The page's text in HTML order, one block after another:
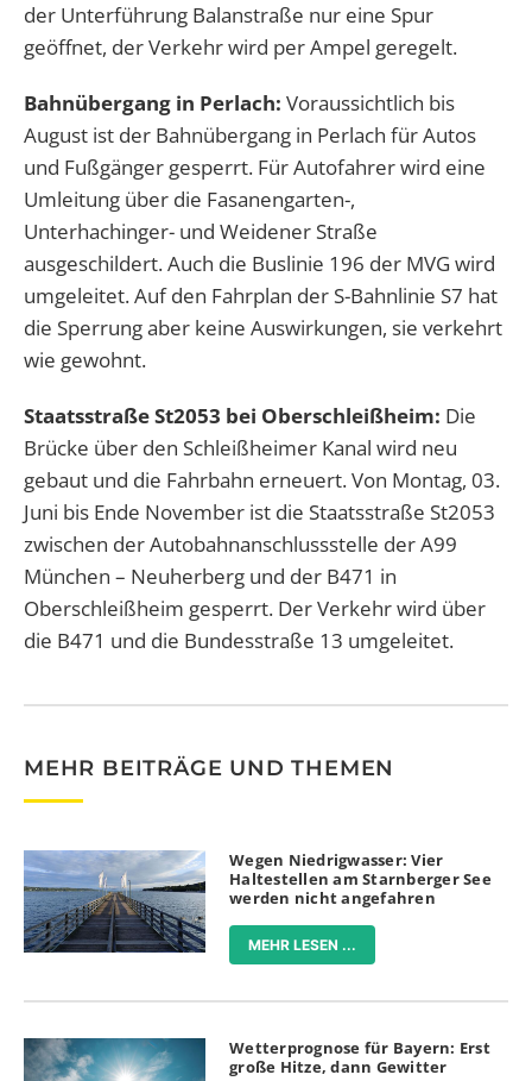
der Unterführung Balanstraße nur eine Spur
geöffnet, der Verkehr wird per Ampel geregelt.
Bahnübergang in Perlach: Voraussichtlich bis
August ist der Bahnübergang in Perlach für Autos
und Fußgänger gesperrt. Für Autofahrer wird eine
Umleitung über die Fasanengarten-,
Unterhachinger- und Weidener Straße
ausgeschildert. Auch die Buslinie 196 der MVG wird
umgeleitet. Auf den Fahrplan der S-Bahnlinie S7 hat
die Sperrung aber keine Auswirkungen, sie verkehrt
wie gewohnt.
Staatsstraße St2053 bei Oberschleißheim: Die
Brücke über den Schleißheimer Kanal wird neu
gebaut und die Fahrbahn erneuert. Von Montag, 03.
Juni bis Ende November ist die Staatsstraße St2053
zwischen der Autobahnanschlussstelle der A99
München – Neuherberg und der B471 in
Oberschleißheim gesperrt. Der Verkehr wird über
die B471 und die Bundesstraße 13 umgeleitet.
MEHR BEITRÄGE UND THEMEN
Wegen Niedrigwasser: Vier
Haltestellen am Starnberger See
werden nicht angefahren
MEHR LESEN ...
Wetterprognose für Bayern: Erst
große Hitze, dann Gewitter